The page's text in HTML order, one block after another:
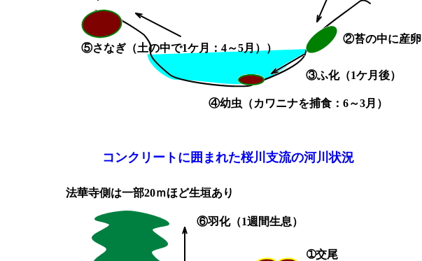
法華寺側は一部20ｍほど生垣あり
⑥羽化（1週間生息）
➀交尾
⑤さなぎ（土の中で1ケ月：4～5月））
④幼虫（カワニナを捕食：6～3月）
③ふ化（1ケ月後）
②苔の中に産卵
コ ンクリートに囲まれた桜川支流の河川状況